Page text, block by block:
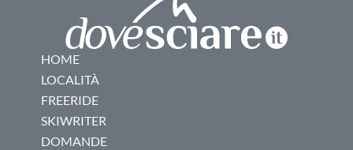
HOME
LOCALITÀ
FREERIDE
SKIWRITER
DOMANDE